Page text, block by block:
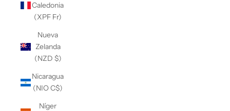
Caledonia
(XPF Fr)
Nueva
Zelanda
(NZD $)
Nicaragua
(NIO C$)
Níger